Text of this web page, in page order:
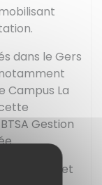
dans le Gers
notamment
Campus La
Gestion
de Arbres et